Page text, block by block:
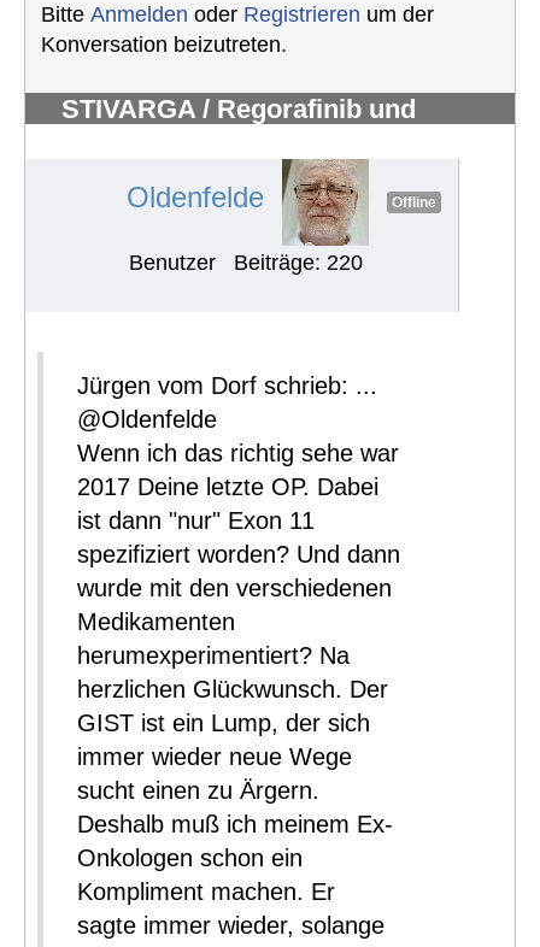
Bitte Anmelden oder Registrieren um der
Konversation beizutreten.
STIVARGA / Regorafinib und
Oldenfelde Offline
Benutzer Beiträge: 220
Jürgen vom Dorf schrieb: ...
@Oldenfelde
Wenn ich das richtig sehe war
2017 Deine letzte OP. Dabei
ist dann "nur" Exon 11
spezifiziert worden? Und dann
wurde mit den verschiedenen
Medikamenten
herumexperimentiert? Na
herzlichen Glückwunsch. Der
GIST ist ein Lump, der sich
immer wieder neue Wege
sucht einen zu Ärgern.
Deshalb muß ich meinem Ex-
Onkologen schon ein
Kompliment machen. Er
sagte immer wieder, solange